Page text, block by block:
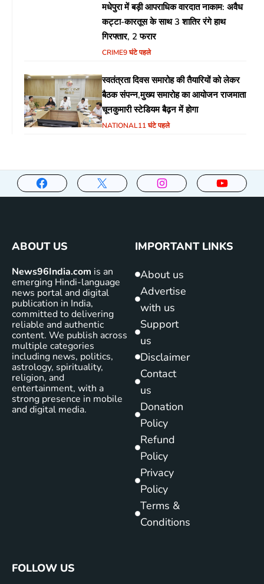
मधेपुरा में बड़ी आपराधिक वारदात नाकाम: अवैध
कट्टा-कारतूस के साथ 3 शातिर रंगे हाथ
गिरफ्तार, 2 फरार
CRIME9 घंटे पहले
स्वतंत्रता दिवस समारोह की तैयारियों को लेकर
बैठक संपन्न,मुख्य समारोह का आयोजन राजमाता
चूनकुमारी स्टेडियम बैढ़न में होगा
NATIONAL11 घंटे पहले
ABOUT US
News96India.com is an
emerging Hindi-language
news portal and digital
publication in India,
committed to delivering
reliable and authentic
content. We publish across
multiple categories
including news, politics,
astrology, spirituality,
religion, and
entertainment, with a
strong presence in mobile
and digital media.
IMPORTANT LINKS
About us
Advertise
with us
Support
us
Disclaimer
Contact
us
Donation
Policy
Refund
Policy
Privacy
Policy
Terms &
Conditions
FOLLOW US